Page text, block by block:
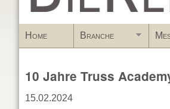
Home Branche
10 Jahre Truss
15.02.2024